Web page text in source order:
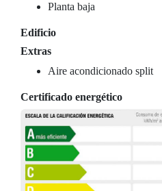
Planta baja
Edificio
Extras
Aire acondicionado split
Certificado energético